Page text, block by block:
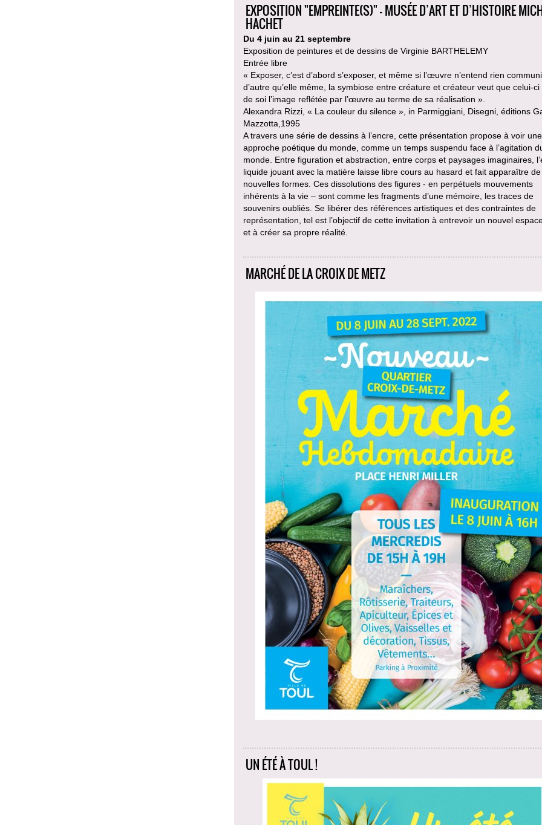
EXPOSITION "EMPREINTE(S)" - MUSÉE D’ART ET D’HISTOIRE
HACHET
Du 4 juin au 21 septembre
Exposition de peintures et de dessins de Virginie BARTHELEMY
Entrée libre
« Exposer, c’est d’abord s’exposer, et même si l’œuvre n’entend rien
d’autre qu’elle même, la symbiose entre créature et créateur veut que celui-
de soi l’image reflétée par l’œuvre au terme de sa réalisation ».
Alexandra Rizzi, « La couleur du silence », in Parmiggiani, Disegni, éditions
Mazzotta,1995
A travers une série de dessins à l’encre, cette présentation propose à voir une
approche poétique du monde, comme un temps suspendu face à l’agitation
monde. Entre figuration et abstraction, entre corps et paysages imaginaires,
liquide jouant avec la matière laisse libre cours au hasard et fait apparaître de
nouvelles formes. Ces dissolutions des figures - en perpétuels mouvements
inhérents à la vie – sont comme les fragments d’une mémoire, les traces de
souvenirs oubliés. Se libérer des références artistiques et des contraintes de
représentation, tel est l’objectif de cette invitation à entrevoir un nouvel
et à créer sa propre réalité.
MARCHÉ DE LA CROIX DE METZ
UN ÉTÉ À TOUL !